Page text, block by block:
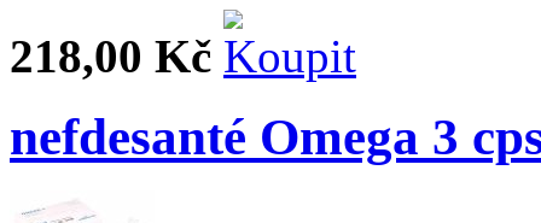
218,00 Kč
nefdesanté Omega 3